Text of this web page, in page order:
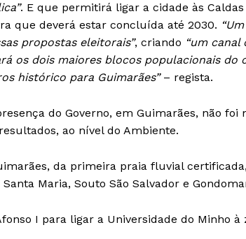
. E que permitirá ligar a cidade às Caldas
que deverá estar concluída até 2030.
propostas eleitorais”, criando “um
os dois maiores blocos populacionais do
histórico para Guimarães” – regista.
do Governo, em Guimarães, não
ao nível do Ambiente.
da primeira praia fluvial
Maria, Souto São Salvador e
I para ligar a Universidade do Minho à